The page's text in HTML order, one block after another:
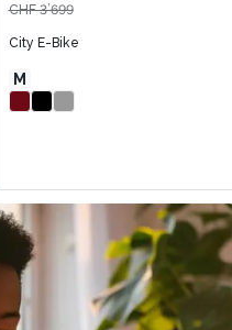
CHF 3’699
City E-Bike
M